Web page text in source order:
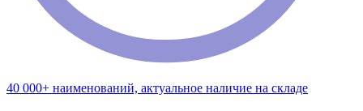
40 000+ наименований, актуальное наличие на складе